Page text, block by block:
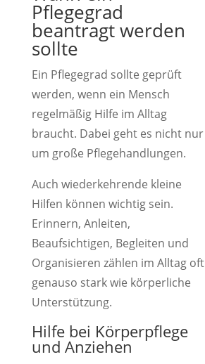
Pflegegrad
beantragt werden
sollte
Ein Pflegegrad sollte geprüft
werden, wenn ein Mensch
regelmäßig Hilfe im Alltag
braucht. Dabei geht es nicht nur
um große Pflegehandlungen.
Auch wiederkehrende kleine
Hilfen können wichtig sein.
Erinnern, Anleiten,
Beaufsichtigen, Begleiten und
Organisieren zählen im Alltag oft
genauso stark wie körperliche
Unterstützung.
Hilfe bei Körperpflege
und Anziehen